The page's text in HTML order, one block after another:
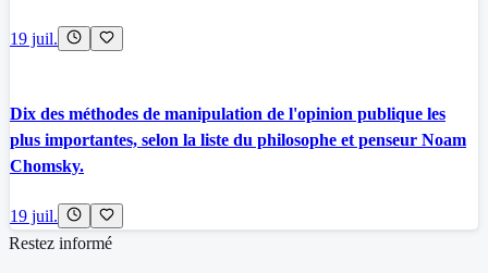
19 juil.
Dix des méthodes de manipulation de l'opinion publique les
plus importantes, selon la liste du philosophe et penseur Noam
Chomsky.
19 juil.
Restez informé